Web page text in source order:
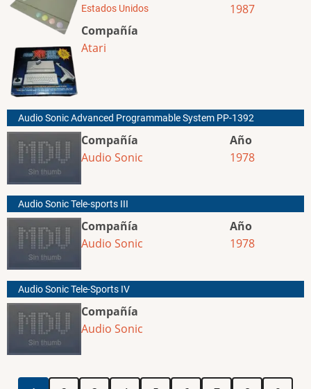
Estados Unidos
Compañía
Atari
1987
Audio Sonic Advanced Programmable System PP-1392
Compañía
Audio Sonic
Año
1978
Audio Sonic Tele-sports III
Compañía
Audio Sonic
Año
1978
Audio Sonic Tele-Sports IV
Compañía
Audio Sonic
Paginación